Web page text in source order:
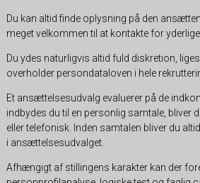
Du kan altid finde oplysning på den
meget velkommen til at kontakte for
Du ydes naturligvis altid fuld diskretion,
overholder persondataloven i hele
Et ansættelsesudvalg evaluerer på de
indbydes du til en personlig samtale, bliver
eller telefonisk. Inden samtalen bliver du
i ansættelsesudvalget.
Afhængigt af stillingens karakter kan der